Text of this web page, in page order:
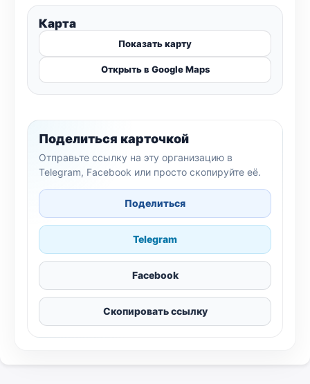
Карта
Показать карту
Открыть в Google Maps
Поделиться карточкой
Отправьте ссылку на эту организацию в
Telegram, Facebook или просто скопируйте её.
Поделиться
Telegram
Facebook
Скопировать ссылку